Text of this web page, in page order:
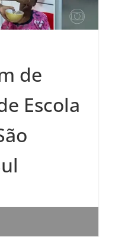
de
Escola